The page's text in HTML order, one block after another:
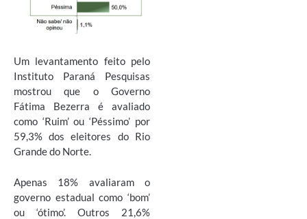
Um levantamento feito pelo
Instituto Paraná Pesquisas
mostrou que o Governo
Fátima Bezerra é avaliado
como ‘Ruim’ ou ‘Péssimo’ por
59,3% dos eleitores do Rio
Grande do Norte.
Apenas 18% avaliaram o
governo estadual como ‘bom’
ou ‘ótimo’. Outros 21,6%